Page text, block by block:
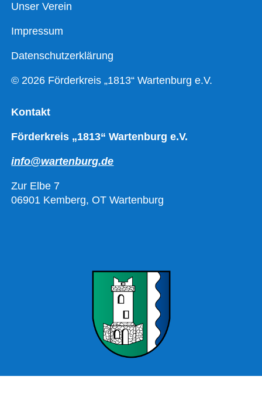
Unser Verein
Impressum
Datenschutzerklärung
© 2026 Förderkreis „1813“ Wartenburg e.V.
Kontakt
Förderkreis „1813“ Wartenburg e.V.
info@wartenburg.de
Zur Elbe 7
06901 Kemberg, OT Wartenburg